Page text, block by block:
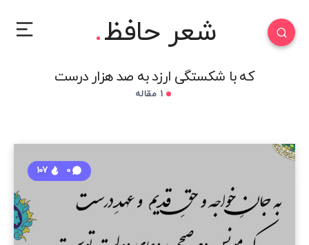
شعر حافظ
که با شکستگی ارزد به صد هزار درست
0
107